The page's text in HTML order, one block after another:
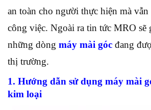
an toàn cho người thực hiện mà vẫn
công việc. Ngoài ra tin tức MRO sẽ
những dòng máy mài góc đang
thị trường.
1. Hướng dẫn sử dụng máy mài
kim loại